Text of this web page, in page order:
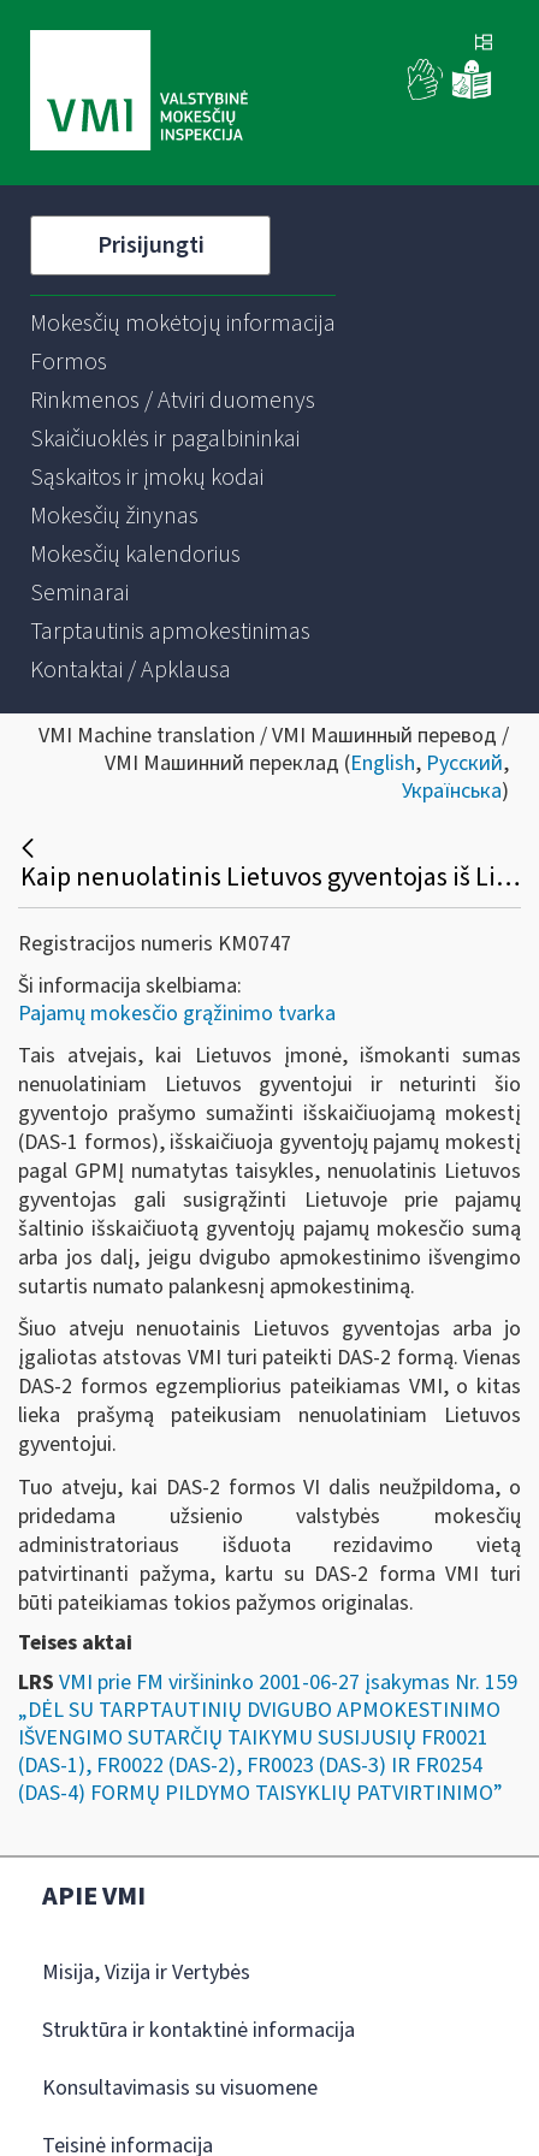
Prisijungti
Mokesčių mokėtojų informacija
Formos
Rinkmenos / Atviri duomenys
Skaičiuoklės ir pagalbininkai
Sąskaitos ir įmokų kodai
Mokesčių žinynas
Mokesčių kalendorius
Seminarai
Tarptautinis apmokestinimas
Kontaktai / Apklausa
VMI Machine translation / VMI Машинный перевод /
VMI Машинний переклад (English, Русский,
Українська)
Kaip nenuolatinis Lietuvos gyventojas iš Lietuvos biudžeto gali susigrąžinti gyventojų pajamų mokesčio permoką, jeigu gyventojų pajamų mokestis buvo išskaičiuotas pagal GPMĮ nuostatas, o dvigubo apmokestinimo išvengimo sutartis numato palankesnį apmokestinimą?
Registracijos numeris KM0747
Ši informacija skelbiama:
Pajamų mokesčio grąžinimo tvarka
Tais atvejais, kai Lietuvos įmonė, išmokanti sumas
nenuolatiniam Lietuvos gyventojui ir neturinti šio
gyventojo prašymo sumažinti išskaičiuojamą mokestį
(DAS-1 formos), išskaičiuoja gyventojų pajamų mokestį
pagal GPMĮ numatytas taisykles, nenuolatinis Lietuvos
gyventojas gali susigrąžinti Lietuvoje prie pajamų
šaltinio išskaičiuotą gyventojų pajamų mokesčio sumą
arba jos dalį, jeigu dvigubo apmokestinimo išvengimo
sutartis numato palankesnį apmokestinimą.
Šiuo atveju nenuotainis Lietuvos gyventojas arba jo
įgaliotas atstovas VMI turi pateikti DAS-2 formą. Vienas
DAS-2 formos egzempliorius pateikiamas VMI, o kitas
lieka prašymą pateikusiam nenuolatiniam Lietuvos
gyventojui.
Tuo atveju, kai DAS-2 formos VI dalis neužpildoma, o
pridedama užsienio valstybės mokesčių
administratoriaus išduota rezidavimo vietą
patvirtinanti pažyma, kartu su DAS-2 forma VMI turi
būti pateikiamas tokios pažymos originalas.
Teises aktai
LRS VMI prie FM viršininko 2001-06-27 įsakymas Nr. 159
„DĖL SU TARPTAUTINIŲ DVIGUBO APMOKESTINIMO
IŠVENGIMO SUTARČIŲ TAIKYMU SUSIJUSIŲ FR0021
(DAS-1), FR0022 (DAS-2), FR0023 (DAS-3) IR FR0254
(DAS-4) FORMŲ PILDYMO TAISYKLIŲ PATVIRTINIMO”
APIE VMI
Misija, Vizija ir Vertybės
Struktūra ir kontaktinė informacija
Konsultavimasis su visuomene
Teisinė informacija